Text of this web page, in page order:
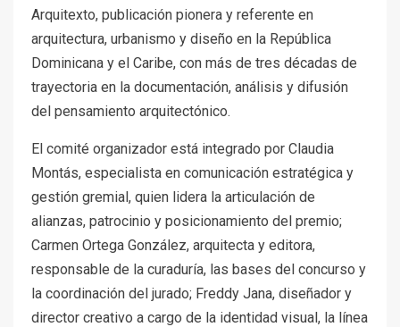
Arquitexto, publicación pionera y referente en
arquitectura, urbanismo y diseño en la República
Dominicana y el Caribe, con más de tres décadas de
trayectoria en la documentación, análisis y difusión
del pensamiento arquitectónico.
El comité organizador está integrado por Claudia
Montás, especialista en comunicación estratégica y
gestión gremial, quien lidera la articulación de
alianzas, patrocinio y posicionamiento del premio;
Carmen Ortega González, arquitecta y editora,
responsable de la curaduría, las bases del concurso y
la coordinación del jurado; Freddy Jana, diseñador y
director creativo a cargo de la identidad visual, la línea